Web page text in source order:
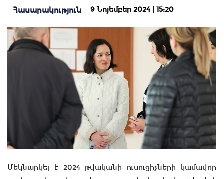
Հասարակություն 9 Նոյեմբեր 2024 | 15:20
Մեկնարկել է 2024 թվականի ուսուցիչների կամավոր